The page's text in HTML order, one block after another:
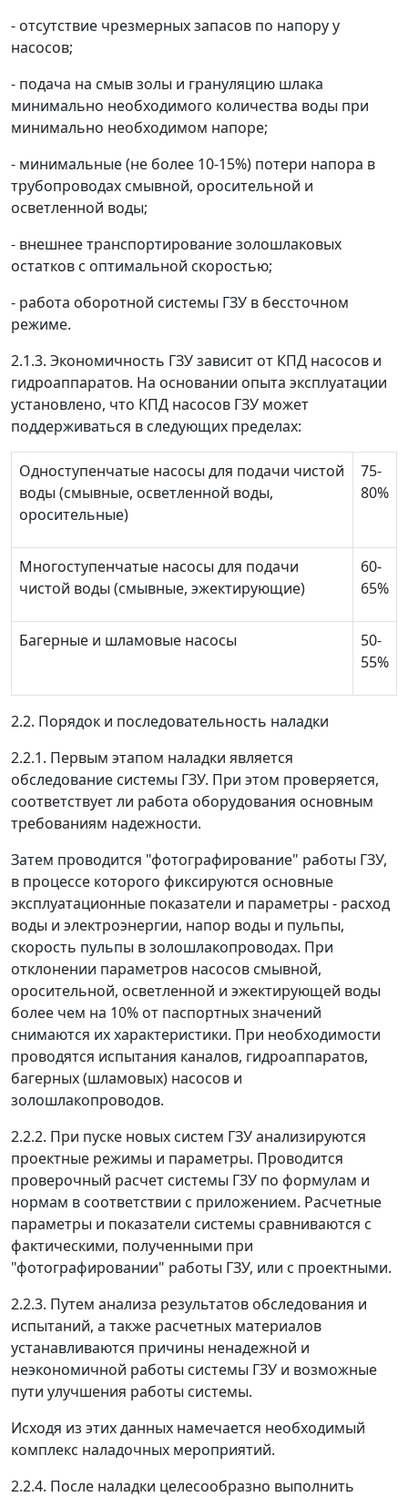
- отсутствие чрезмерных запасов по напору у
насосов;
- подача на смыв золы и грануляцию шлака
минимально необходимого количества воды при
минимально необходимом напоре;
- минимальные (не более 10-15%) потери напора в
трубопроводах смывной, оросительной и
осветленной воды;
- внешнее транспортирование золошлаковых
остатков с оптимальной скоростью;
- работа оборотной системы ГЗУ в бессточном
режиме.
2.1.3. Экономичность ГЗУ зависит от КПД насосов и
гидроаппаратов. На основании опыта эксплуатации
установлено, что КПД насосов ГЗУ может
поддерживаться в следующих пределах:
Одноступенчатые насосы для подачи чистой
воды (смывные, осветленной воды,
оросительные)
75-
80%
Многоступенчатые насосы для подачи
чистой воды (смывные, эжектирующие)
60-
65%
Багерные и шламовые насосы
50-
55%
2.2. Порядок и последовательность наладки
2.2.1. Первым этапом наладки является
обследование системы ГЗУ. При этом проверяется,
соответствует ли работа оборудования основным
требованиям надежности.
Затем проводится "фотографирование" работы ГЗУ,
в процессе которого фиксируются основные
эксплуатационные показатели и параметры - расход
воды и электроэнергии, напор воды и пульпы,
скорость пульпы в золошлакопроводах. При
отклонении параметров насосов смывной,
оросительной, осветленной и эжектирующей воды
более чем на 10% от паспортных значений
снимаются их характеристики. При необходимости
проводятся испытания каналов, гидроаппаратов,
багерных (шламовых) насосов и
золошлакопроводов.
2.2.2. При пуске новых систем ГЗУ анализируются
проектные режимы и параметры. Проводится
проверочный расчет системы ГЗУ по формулам и
нормам в соответствии с приложением. Расчетные
параметры и показатели системы сравниваются с
фактическими, полученными при
"фотографировании" работы ГЗУ, или с проектными.
2.2.3. Путем анализа результатов обследования и
испытаний, а также расчетных материалов
устанавливаются причины ненадежной и
неэкономичной работы системы ГЗУ и возможные
пути улучшения работы системы.
Исходя из этих данных намечается необходимый
комплекс наладочных мероприятий.
2.2.4. После наладки целесообразно выполнить